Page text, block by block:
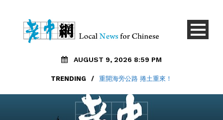
AUGUST 9, 2026 8:59 PM
TRENDING / 重開海旁公路 捲土重來！
TRENDING / 老中地方新聞8/9 矽谷早安 新聞摘要